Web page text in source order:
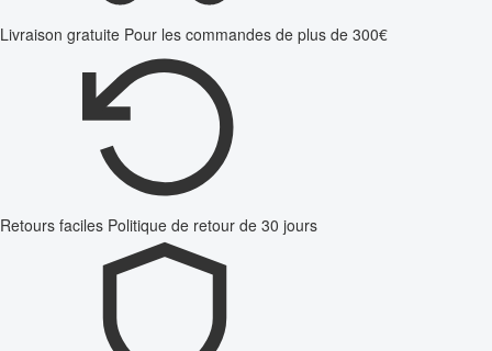
Livraison gratuite Pour les commandes de plus de 300€
Retours faciles Politique de retour de 30 jours